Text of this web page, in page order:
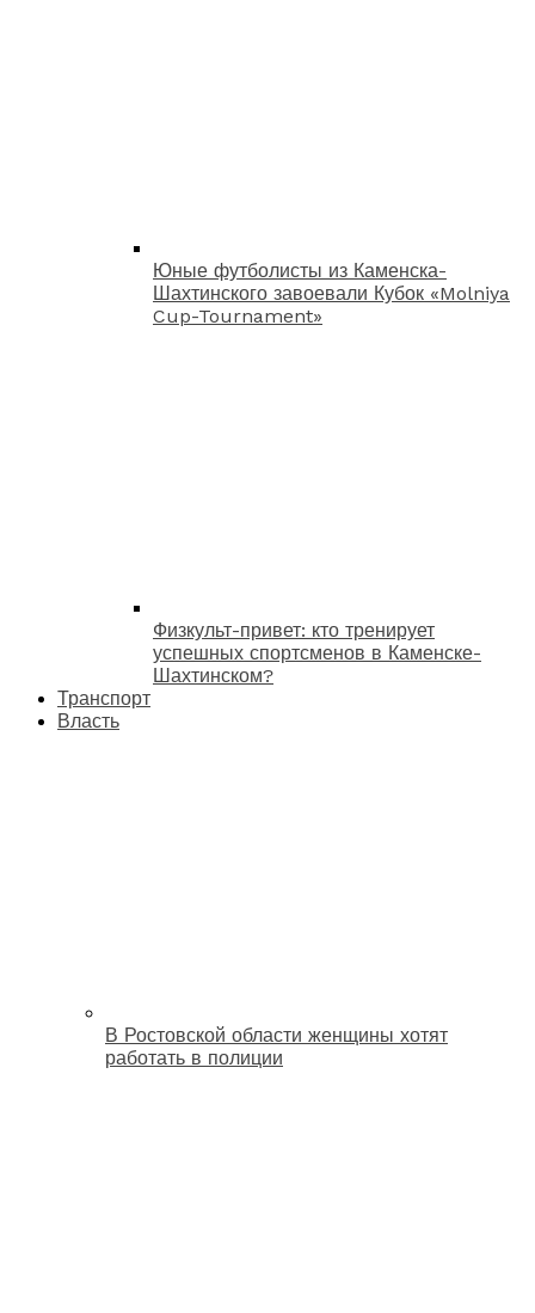
Юные футболисты из Каменска-
Шахтинского завоевали Кубок «Molniya
Cup-Tournament»
Физкульт-привет: кто тренирует
успешных спортсменов в Каменске-
Шахтинском?
Транспорт
Власть
В Ростовской области женщины хотят
работать в полиции